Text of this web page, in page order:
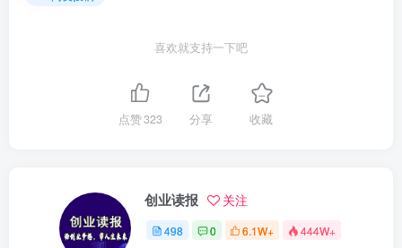
喜欢就支持一下吧
点赞323 分享 收藏
创业读报 关注
498 0 6.1W+ 444W+